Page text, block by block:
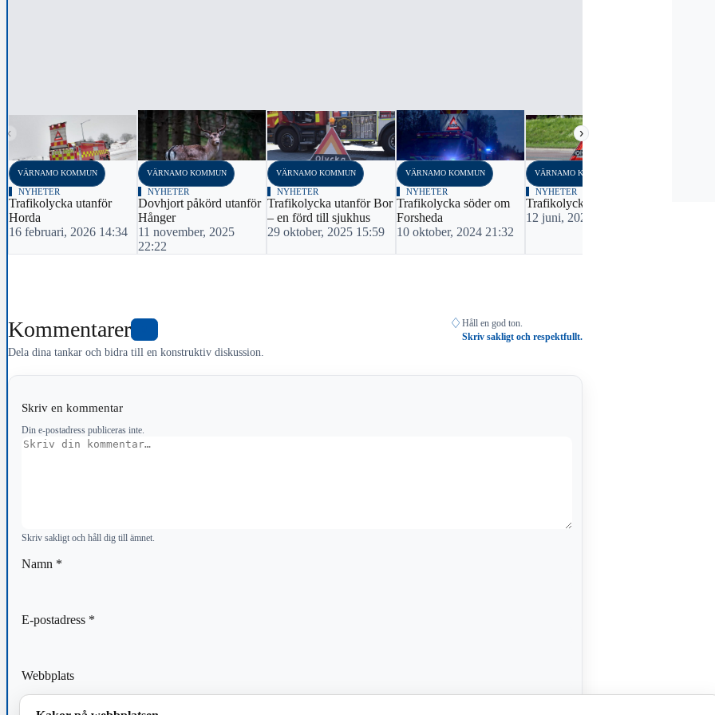
‹ ›
VÄRNAMO KOMMUN
NYHETER
Trafikolycka utanför
Horda
16 februari, 2026 14:34
VÄRNAMO KOMMUN
NYHETER
Dovhjort påkörd utanför
Hånger
11 november, 2025
22:22
VÄRNAMO KOMMUN
NYHETER
Trafikolycka utanför Bor
– en förd till sjukhus
29 oktober, 2025 15:59
VÄRNAMO KOMMUN
NYHETER
Trafikolycka söder om
Forsheda
10 oktober, 2024 21:32
VÄRNAMO KOMMUN
NYHETER
Trafikolycka i Hånger
12 juni, 2024 23:16
Kommentarer
Dela dina tankar och bidra till en konstruktiv diskussion.
♢ Håll en god ton.
Skriv sakligt och respektfullt.
Skriv en kommentar
Din e-postadress publiceras inte.
Kommentar
Skriv sakligt och håll dig till ämnet.
Namn *
E-postadress *
Webbplats